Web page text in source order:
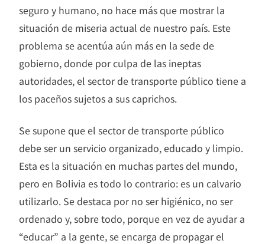
seguro y humano, no hace más que mostrar la
situación de miseria actual de nuestro país. Este
problema se acentúa aún más en la sede de
gobierno, donde por culpa de las ineptas
autoridades, el sector de transporte público tiene a
los paceños sujetos a sus caprichos.
Se supone que el sector de transporte público
debe ser un servicio organizado, educado y limpio.
Esta es la situación en muchas partes del mundo,
pero en Bolivia es todo lo contrario: es un calvario
utilizarlo. Se destaca por no ser higiénico, no ser
ordenado y, sobre todo, porque en vez de ayudar a
“educar” a la gente, se encarga de propagar el